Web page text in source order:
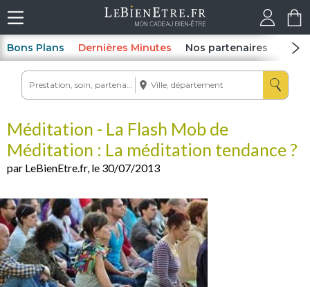
Bons Plans Dernières Minutes Nos partenaires Spas
Méditation - La Flash Mob de
Méditation : La méditation tendance ?
par LeBienEtre.fr, le 30/07/2013